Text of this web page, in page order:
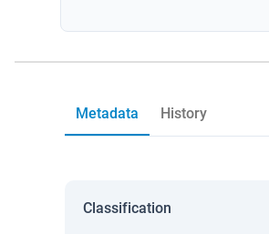
Metadata History
Classification